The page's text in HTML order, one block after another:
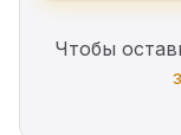
Чтобы